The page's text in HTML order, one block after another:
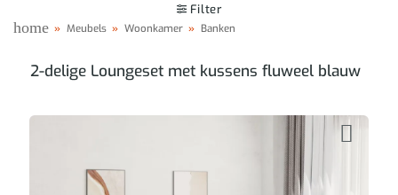
Filter
home » Meubels » Woonkamer » Banken
2-delige Loungeset met kussens fluweel blauw